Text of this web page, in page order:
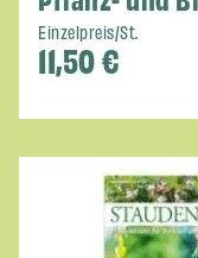
Einzelpreis/St.
11,50€